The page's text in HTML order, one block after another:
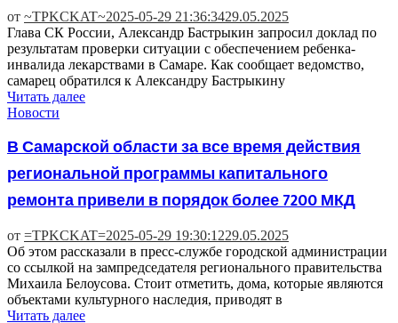
от ~TPKCKAT~2025-05-29 21:36:3429.05.2025
Глава СК России, Александр Бастрыкин запросил доклад по
результатам проверки ситуации с обеспечением ребенка-
инвалида лекарствами в Самаре. Как сообщает ведомство,
самарец обратился к Александру Бастрыкину
Читать далее
Новости
В Самарской области за все время действия
региональной программы капитального
ремонта привели в порядок более 7200 МКД
от =TPKCKAT=2025-05-29 19:30:1229.05.2025
Об этом рассказали в пресс-службе городской администрации
со ссылкой на зампредседателя регионального правительства
Михаила Белоусова. Стоит отметить, дома, которые являются
объектами культурного наследия, приводят в
Читать далее